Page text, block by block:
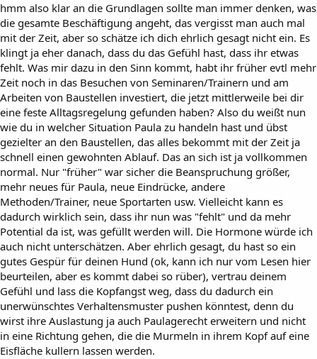
hmm also klar an die Grundlagen sollte man immer denken, was
die gesamte Beschäftigung angeht, das vergisst man auch mal
mit der Zeit, aber so schätze ich dich ehrlich gesagt nicht ein. Es
klingt ja eher danach, dass du das Gefühl hast, dass ihr etwas
fehlt. Was mir dazu in den Sinn kommt, habt ihr früher evtl mehr
Zeit noch in das Besuchen von Seminaren/Trainern und am
Arbeiten von Baustellen investiert, die jetzt mittlerweile bei dir
eine feste Alltagsregelung gefunden haben? Also du weißt nun
wie du in welcher Situation Paula zu handeln hast und übst
gezielter an den Baustellen, das alles bekommt mit der Zeit ja
schnell einen gewohnten Ablauf. Das an sich ist ja vollkommen
normal. Nur "früher" war sicher die Beanspruchung größer,
mehr neues für Paula, neue Eindrücke, andere
Methoden/Trainer, neue Sportarten usw. Vielleicht kann es
dadurch wirklich sein, dass ihr nun was "fehlt" und da mehr
Potential da ist, was gefüllt werden will. Die Hormone würde ich
auch nicht unterschätzen. Aber ehrlich gesagt, du hast so ein
gutes Gespür für deinen Hund (ok, kann ich nur vom Lesen hier
beurteilen, aber es kommt dabei so rüber), vertrau deinem
Gefühl und lass die Kopfangst weg, dass du dadurch ein
unerwünschtes Verhaltensmuster pushen könntest, denn du
wirst ihre Auslastung ja auch Paulagerecht erweitern und nicht
in eine Richtung gehen, die die Murmeln in ihrem Kopf auf eine
Eisfläche kullern lassen werden.